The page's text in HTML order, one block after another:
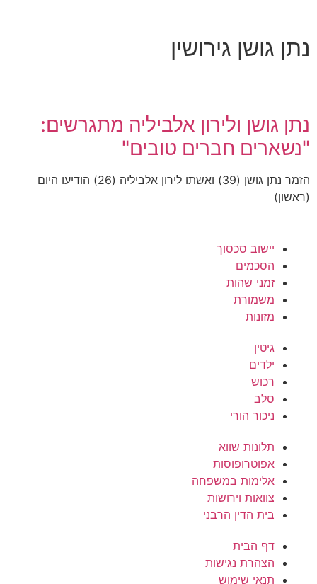
נתן גושן גירושין
נתן גושן ולירון אלביליה מתגרשים:
"נשארים חברים טובים"
הזמר נתן גושן (39) ואשתו לירון אלביליה (26) הודיעו היום
(ראשון)
יישוב סכסוך
הסכמים
זמני שהות
משמורת
מזונות
גיטין
ילדים
רכוש
סלב
ניכור הורי
תלונות שווא
אפוטרופוסות
אלימות במשפחה
צוואות וירושות
בית הדין הרבני
דף הבית
הצהרת נגישות
תנאי שימוש